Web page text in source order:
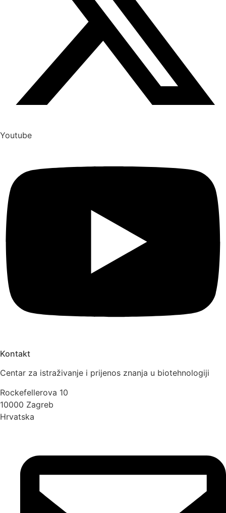
Youtube
Kontakt
Centar za istraživanje i prijenos znanja u biotehnologiji
Rockefellerova 10
10000 Zagreb
Hrvatska